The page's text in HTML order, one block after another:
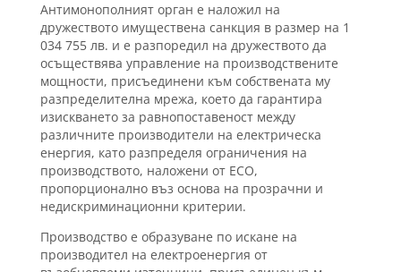
Антимонополният орган е наложил на
дружеството имуществена санкция в размер на 1
034 755 лв. и е разпоредил на дружеството да
осъществява управление на производствените
мощности, присъединени към собствената му
разпределителна мрежа, което да гарантира
изискването за равнопоставеност между
различните производители на електрическа
енергия, като разпределя ограничения на
производството, наложени от ЕСО,
пропорционално въз основа на прозрачни и
недискриминационни критерии.
Производство е образуване по искане на
производител на електроенергия от